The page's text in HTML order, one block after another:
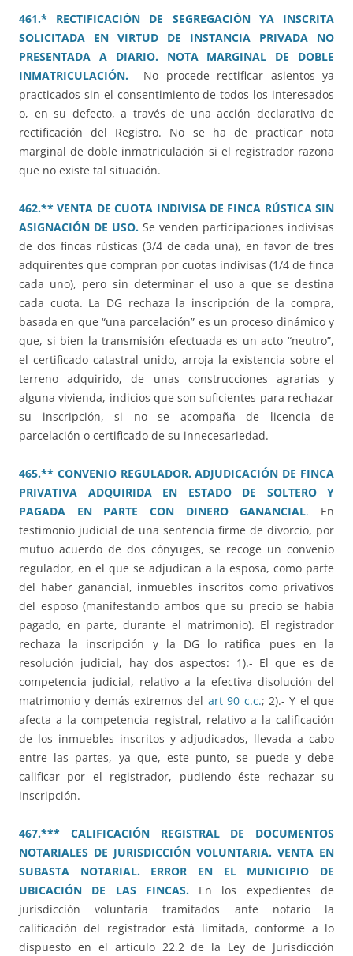
461.* RECTIFICACIÓN DE SEGREGACIÓN YA INSCRITA
SOLICITADA EN VIRTUD DE INSTANCIA PRIVADA NO
PRESENTADA A DIARIO. NOTA MARGINAL DE DOBLE
INMATRICULACIÓN.
No procede rectificar asientos ya
practicados sin el consentimiento de todos los interesados
o, en su defecto, a través de una acción declarativa de
rectificación del Registro. No se ha de practicar nota
marginal de doble inmatriculación si el registrador razona
que no existe tal situación.
462.** VENTA DE CUOTA INDIVISA DE FINCA RÚSTICA SIN
ASIGNACIÓN DE USO. Se venden participaciones indivisas
de dos fincas rústicas (3/4 de cada una), en favor de tres
adquirentes que compran por cuotas indivisas (1/4 de finca
cada uno), pero sin determinar el uso a que se destina
cada cuota. La DG rechaza la inscripción de la compra,
basada en que “una parcelación” es un proceso dinámico y
que, si bien la transmisión efectuada es un acto “neutro”,
el certificado catastral unido, arroja la existencia sobre el
terreno adquirido, de unas construcciones agrarias y
alguna vivienda, indicios que son suficientes para rechazar
su inscripción, si no se acompaña de licencia de
parcelación o certificado de su innecesariedad.
465.** CONVENIO REGULADOR. ADJUDICACIÓN DE FINCA
PRIVATIVA ADQUIRIDA EN ESTADO DE SOLTERO Y
PAGADA EN PARTE CON DINERO GANANCIAL. En
testimonio judicial de una sentencia firme de divorcio, por
mutuo acuerdo de dos cónyuges, se recoge un convenio
regulador, en el que se adjudican a la esposa, como parte
del haber ganancial, inmuebles inscritos como privativos
del esposo (manifestando ambos que su precio se había
pagado, en parte, durante el matrimonio). El registrador
rechaza la inscripción y la DG lo ratifica pues en la
resolución judicial, hay dos aspectos: 1).- El que es de
competencia judicial, relativo a la efectiva disolución del
matrimonio y demás extremos del art 90 c.c.; 2).- Y el que
afecta a la competencia registral, relativo a la calificación
de los inmuebles inscritos y adjudicados, llevada a cabo
entre las partes, ya que, este punto, se puede y debe
calificar por el registrador, pudiendo éste rechazar su
inscripción.
467.*** CALIFICACIÓN REGISTRAL DE DOCUMENTOS
NOTARIALES DE JURISDICCIÓN VOLUNTARIA. VENTA EN
SUBASTA NOTARIAL. ERROR EN EL MUNICIPIO DE
UBICACIÓN DE LAS FINCAS.En los expedientes de
jurisdicción voluntaria tramitados ante notario la
calificación del registrador está limitada, conforme a lo
dispuesto en el artículo 22.2 de la Ley de Jurisdicción